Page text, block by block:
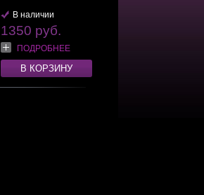
В наличии
1350 руб.
ПОДРОБНЕЕ
В КОРЗИНУ